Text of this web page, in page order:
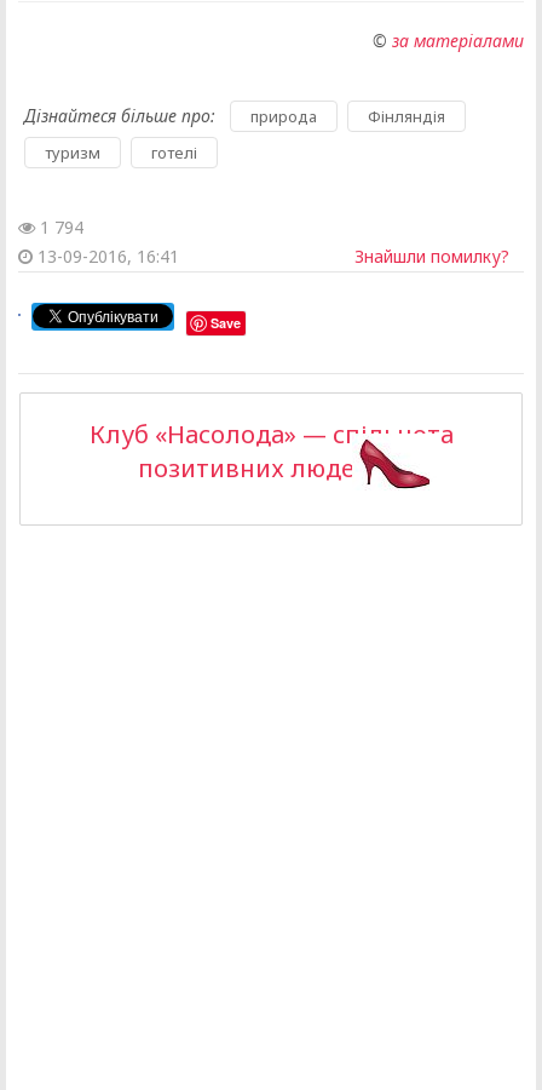
© за матеріалами
Дізнайтеся більше про: природа Фінляндія
туризм готелі
1 794
13-09-2016, 16:41
Знайшли помилку?
Save
Клуб «Насолода» — спільнота
позитивних людей >>